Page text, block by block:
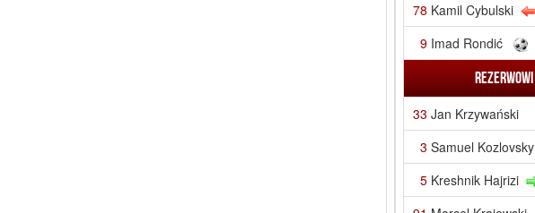
78 Kamil Cybulski
9 Imad Rondić
Rezerwowi
33 Jan Krzywański
3 Samuel Kozlovsky
5 Kreshnik Hajrizi